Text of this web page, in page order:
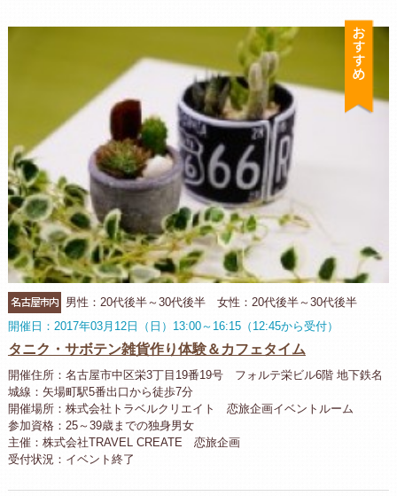
お
名古屋市内
男性：20代後半～30代後半 女性：20代後半～30代後半
開催日：2017年03月12日（日）13:00～16:15（12:45から受付）
タニク・サボテン雑貨作り体験＆カフェタイム
開催住所：名古屋市中区栄3丁目19番19号 フォルテ栄ビル6階 地下鉄名
城線：矢場町駅5番出口から徒歩7分
開催場所：株式会社トラベルクリエイト 恋旅企画イベントルーム
参加資格：25～39歳までの独身男女
主催：株式会社TRAVEL CREATE 恋旅企画
受付状況：イベント終了